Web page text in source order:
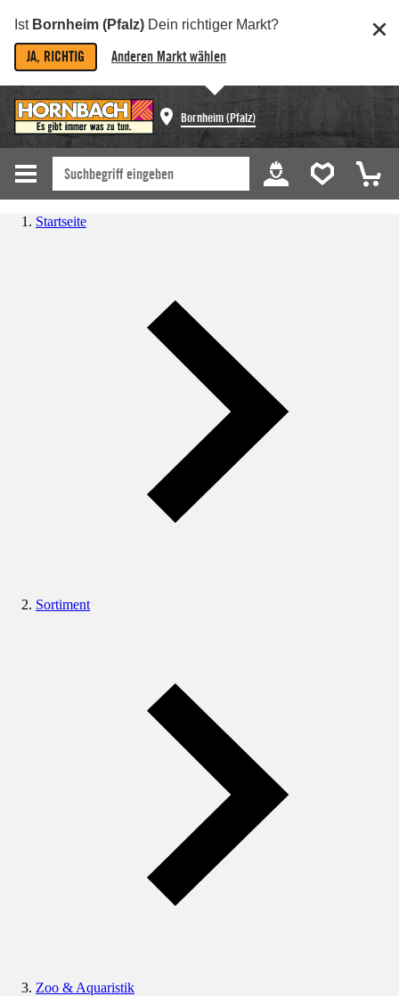
Ist Bornheim (Pfalz) Dein richtiger Markt?
JA, RICHTIG Anderen Markt wählen
Bornheim (Pfalz)
Startseite
Sortiment
Zoo & Aquaristik